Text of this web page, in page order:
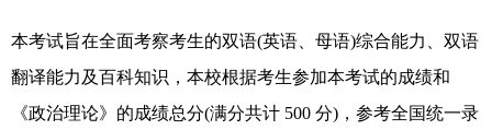
本考试旨在全面考察考生的双语(英语、母语)综合能力、双语
翻译能力及百科知识，本校根据考生参加本考试的成绩和
《政治理论》的成绩总分(满分共计 500 分)，参考全国统一录